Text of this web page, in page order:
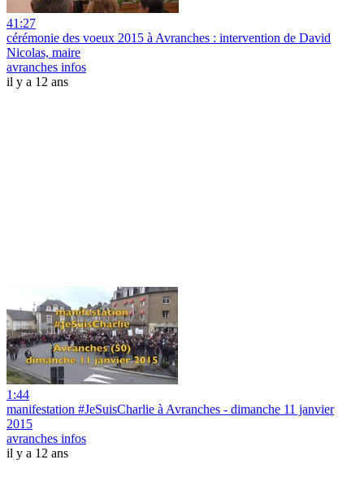
41:27
cérémonie des voeux 2015 à Avranches : intervention de David
Nicolas, maire
avranches infos
il y a 12 ans
1:44
manifestation #JeSuisCharlie à Avranches - dimanche 11 janvier
2015
avranches infos
il y a 12 ans